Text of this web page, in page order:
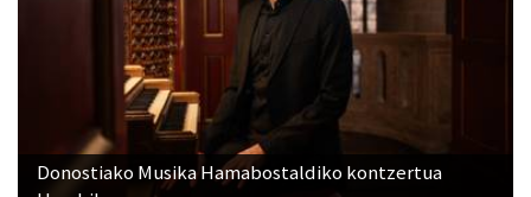
Donostiako Musika Hamabostaldiko kontzertua